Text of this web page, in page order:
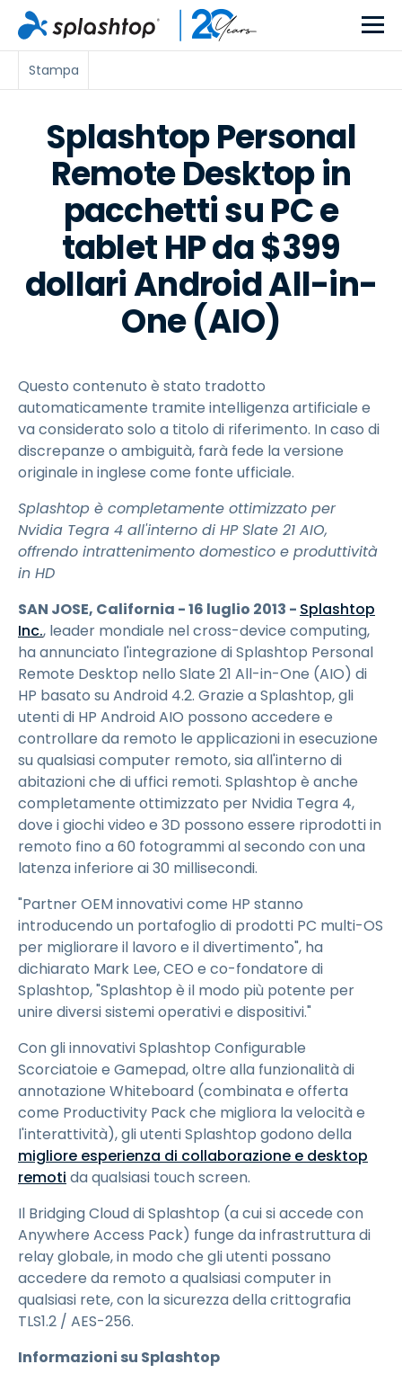
Stampa
Splashtop Personal
Remote Desktop in
pacchetti su PC e
tablet HP da $399
dollari Android All-in-
One (AIO)
Questo contenuto è stato tradotto
automaticamente tramite intelligenza artificiale e
va considerato solo a titolo di riferimento. In caso di
discrepanze o ambiguità, farà fede la versione
originale in inglese come fonte ufficiale.
Splashtop è completamente ottimizzato per
Nvidia Tegra 4 all'interno di HP Slate 21 AIO,
offrendo intrattenimento domestico e produttività
in HD
SAN JOSE, California - 16 luglio 2013 - Splashtop
Inc., leader mondiale nel cross-device computing,
ha annunciato l'integrazione di Splashtop Personal
Remote Desktop nello Slate 21 All-in-One (AIO) di
HP basato su Android 4.2. Grazie a Splashtop, gli
utenti di HP Android AIO possono accedere e
controllare da remoto le applicazioni in esecuzione
su qualsiasi computer remoto, sia all'interno di
abitazioni che di uffici remoti. Splashtop è anche
completamente ottimizzato per Nvidia Tegra 4,
dove i giochi video e 3D possono essere riprodotti in
remoto fino a 60 fotogrammi al secondo con una
latenza inferiore ai 30 millisecondi.
"Partner OEM innovativi come HP stanno
introducendo un portafoglio di prodotti PC multi-OS
per migliorare il lavoro e il divertimento", ha
dichiarato Mark Lee, CEO e co-fondatore di
Splashtop, "Splashtop è il modo più potente per
unire diversi sistemi operativi e dispositivi."
Con gli innovativi Splashtop Configurable
Scorciatoie e Gamepad, oltre alla funzionalità di
annotazione Whiteboard (combinata e offerta
come Productivity Pack che migliora la velocità e
l'interattività), gli utenti Splashtop godono della
migliore esperienza di collaborazione e desktop
remoti da qualsiasi touch screen.
Il Bridging Cloud di Splashtop (a cui si accede con
Anywhere Access Pack) funge da infrastruttura di
relay globale, in modo che gli utenti possano
accedere da remoto a qualsiasi computer in
qualsiasi rete, con la sicurezza della crittografia
TLS1.2 / AES-256.
Informazioni su Splashtop